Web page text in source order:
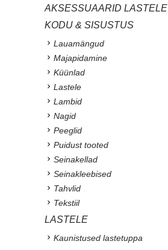
AKSESSUAARID LASTELE
KODU & SISUSTUS
Lauamängud
Majapidamine
Küünlad
Lastele
Lambid
Nagid
Peeglid
Puidust tooted
Seinakellad
Seinakleebised
Tahvlid
Tekstiil
LASTELE
Kaunistused lastetuppa